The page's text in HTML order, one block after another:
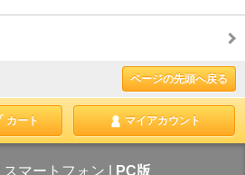
ページの先頭へ戻る
カート マイアカウント
スマートフォン PC版